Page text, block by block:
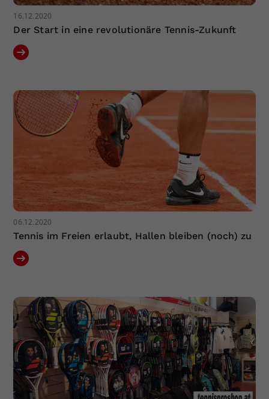
16.12.2020
Der Start in eine revolutionäre Tennis-Zukunft
06.12.2020
Tennis im Freien erlaubt, Hallen bleiben (noch) zu